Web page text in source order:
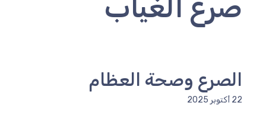
صرع الغياب
الصرع وصحة العظام
22 أكتوبر 2025